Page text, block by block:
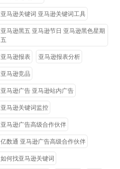
亚马逊关键词 亚马逊关键词工具
亚马逊黑五 亚马逊节日 亚马逊黑色星期
五
亚马逊报表 亚马逊报表分析
亚马逊竞品
亚马逊广告 亚马逊站内广告
亚马逊关键词监控
亚马逊广告高级合作伙伴
亿数通 亚马逊广告高级合作伙伴
如何找亚马逊关键词